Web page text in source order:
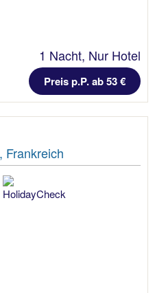
1 Nacht, Nur Hotel
Preis p.P. ab 53 €
Frankreich